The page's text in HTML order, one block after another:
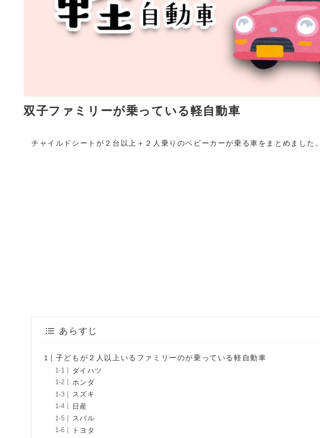
双子ファミリーが乗っている軽自動車
チャイルドシートが２台以上＋２人乗りのベビーカーが乗る車をまとめました。
あらすじ
子どもが２人以上いるファミリーのが乗っている軽自動車
ダイハツ
ホンダ
スズキ
日産
スバル
トヨタ